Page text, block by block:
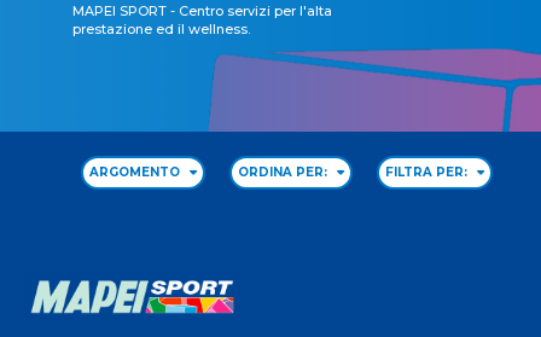
MAPEI SPORT - Centro servizi per l'alta
prestazione ed il wellness.
ARGOMENTO ORDINA PER: FILTRA PER: